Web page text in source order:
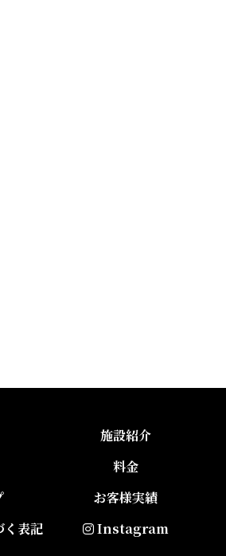
施設紹介
料金
お客様実績
く表記
Instagram